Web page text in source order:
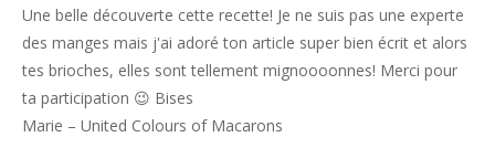
Une belle découverte cette recette! Je ne suis pas une experte
des manges mais j'ai adoré ton article super bien écrit et alors
tes brioches, elles sont tellement mignoooonnes! Merci pour
ta participation 😉 Bises
Marie – United Colours of Macarons